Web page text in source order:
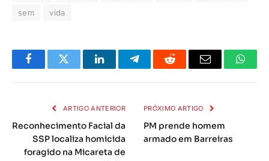
sem
vida
FacebookTwitter LinkedInTelegramaReddit
E-
ARTIGO ANTERIOR
Reconhecimento Facial da
SSP localiza homicida
foragido na Micareta de
PRÓXIMO ARTIGO
PM prende homem
armado em Barreiras